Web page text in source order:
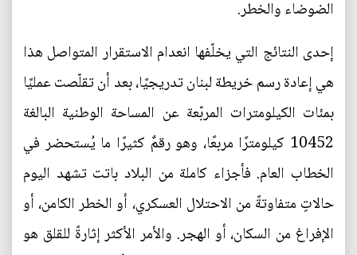
الضوضاء والخطر.
إحدى النتائج التي يخلّفها انعدام الاستقرار المتواصل هذا
هي إعادة رسم خريطة لبنان تدريجيًا، بعد أن تقلّصت عمليًا
بمئات الكيلومترات المربّعة عن المساحة الوطنية البالغة
10452 كيلومترًا مربعًا، وهو رقمٌ كثيرًا ما يُستحضر في
الخطاب العام. فأجزاء كاملة من البلاد باتت تشهد اليوم
حالاتٍ متفاوتةً من الاحتلال العسكري، أو الخطر الكامن، أو
الإفراغ من السكان، أو الهجر. والأمر الأكثر إثارةً للقلق هو